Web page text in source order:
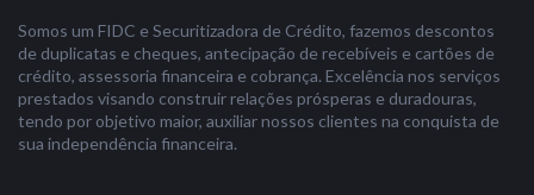
Somos um FIDC e Securitizadora de Crédito, fazemos descontos
de duplicatas e cheques, antecipação de recebíveis e cartões de
crédito, assessoria financeira e cobrança. Excelência nos serviços
prestados visando construir relações prósperas e duradouras,
tendo por objetivo maior, auxiliar nossos clientes na conquista de
sua independência financeira.